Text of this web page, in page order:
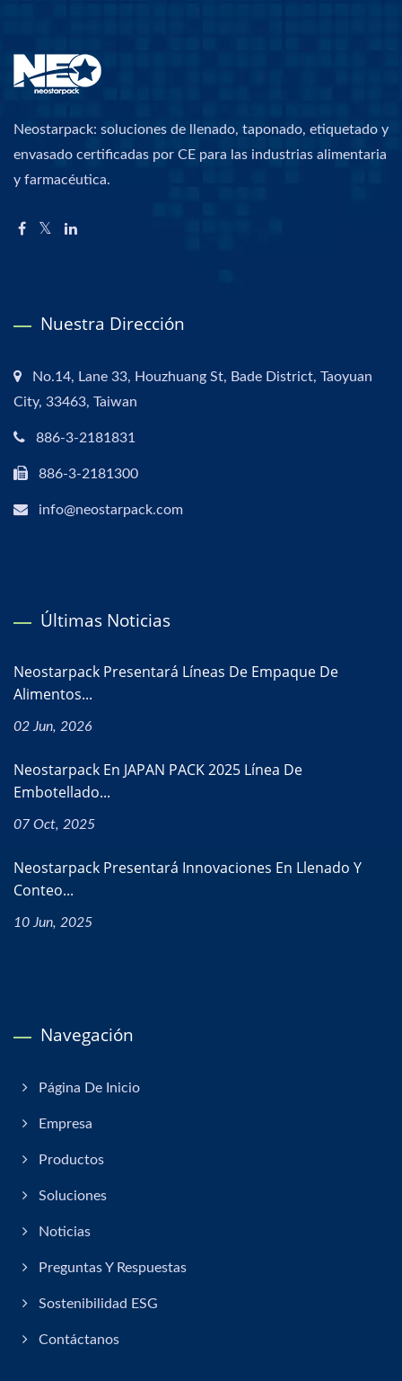
Neostarpack: soluciones de llenado, taponado, etiquetado y
envasado certificadas por CE para las industrias alimentaria
y farmacéutica.
Nuestra Dirección
No.14, Lane 33, Houzhuang St, Bade District, Taoyuan
City, 33463, Taiwan
886-3-2181831
886-3-2181300
info@neostarpack.com
Últimas Noticias
Neostarpack Presentará Líneas De Empaque De
Alimentos...
02 Jun, 2026
Neostarpack En JAPAN PACK 2025 Línea De
Embotellado...
07 Oct, 2025
Neostarpack Presentará Innovaciones En Llenado Y
Conteo...
10 Jun, 2025
Navegación
Página De Inicio
Empresa
Productos
Soluciones
Noticias
Preguntas Y Respuestas
Sostenibilidad ESG
Contáctanos